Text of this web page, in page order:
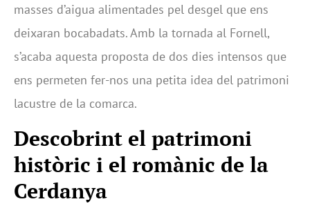
masses d’aigua alimentades pel desgel que ens
deixaran bocabadats. Amb la tornada al Fornell,
s’acaba aquesta proposta de dos dies intensos que
ens permeten fer-nos una petita idea del patrimoni
lacustre de la comarca.
Descobrint el patrimoni
històric i el romànic de la
Cerdanya